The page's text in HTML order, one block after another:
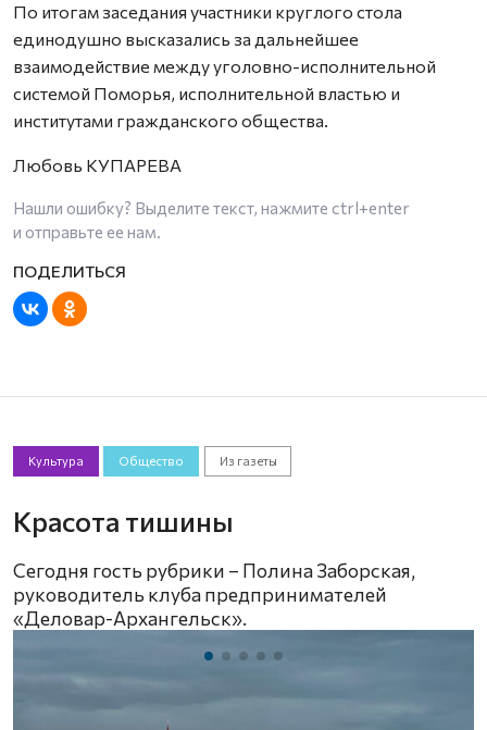
По итогам заседания участники круглого стола
единодушно высказались за дальнейшее
взаимодействие между уголовно-исполнительной
системой Поморья, исполнительной властью и
институтами гражданского общества.
Любовь КУПАРЕВА
Нашли ошибку? Выделите текст, нажмите ctrl+enter
и отправьте ее нам.
Культура Общество Из газеты
Красота тишины
Сегодня гость рубрики – Полина Заборская,
руководитель клуба предпринимателей
«Деловар-Архангельск».